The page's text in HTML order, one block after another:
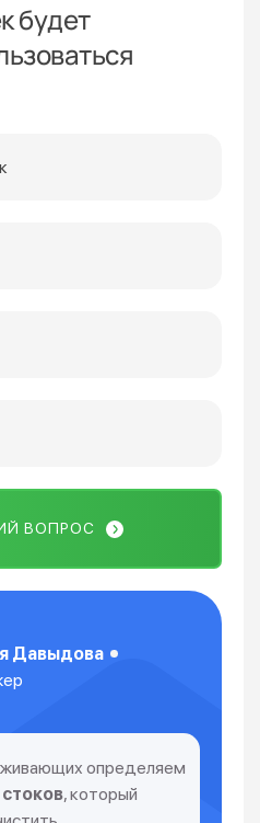
будет
ВОПРОС
Давыдова
определяем
, который